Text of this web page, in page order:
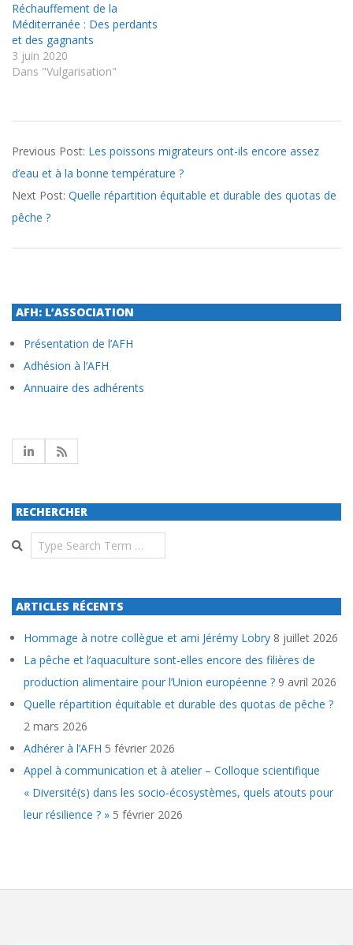
Réchauffement de la
Méditerranée : Des perdants
et des gagnants
3 juin 2020
Dans "Vulgarisation"
01-
23
Previous Post: Les poissons migrateurs ont-ils encore assez
d’eau et à la bonne température ?
Next Post: Quelle répartition équitable et durable des quotas de
pêche ?
AFH: L’ASSOCIATION
Présentation de l’AFH
Adhésion à l’AFH
Annuaire des adhérents
RECHERCHER
Search
ARTICLES RÉCENTS
Hommage à notre collègue et ami Jérémy Lobry 8 juillet 2026
La pêche et l’aquaculture sont-elles encore des filières de
production alimentaire pour l’Union européenne ? 9 avril 2026
Quelle répartition équitable et durable des quotas de pêche ?
2 mars 2026
Adhérer à l’AFH 5 février 2026
Appel à communication et à atelier – Colloque scientifique
« Diversité(s) dans les socio-écosystèmes, quels atouts pour
leur résilience ? » 5 février 2026